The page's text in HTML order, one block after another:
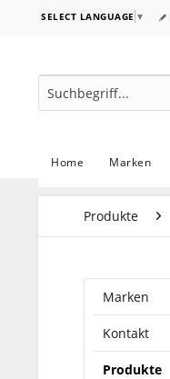
SELECT LANGUAGE ▼
Home Marken
Produkte
Marken
Kontakt
Produkte